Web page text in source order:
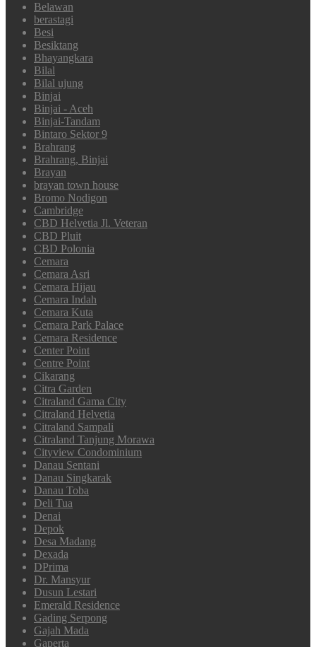
Belawan
berastagi
Besi
Besiktang
Bhayangkara
Bilal
Bilal ujung
Binjai
Binjai - Aceh
Binjai-Tandam
Bintaro Sektor 9
Brahrang
Brahrang, Binjai
Brayan
brayan town house
Bromo Nodigon
Cambridge
CBD Helvetia Jl. Veteran
CBD Pluit
CBD Polonia
Cemara
Cemara Asri
Cemara Hijau
Cemara Indah
Cemara Kuta
Cemara Park Palace
Cemara Residence
Center Point
Centre Point
Cikarang
Citra Garden
Citraland Gama City
Citraland Helvetia
Citraland Sampali
Citraland Tanjung Morawa
Cityview Condominium
Danau Sentani
Danau Singkarak
Danau Toba
Deli Tua
Denai
Depok
Desa Madang
Dexada
DPrima
Dr. Mansyur
Dusun Lestari
Emerald Residence
Gading Serpong
Gajah Mada
Gaperta